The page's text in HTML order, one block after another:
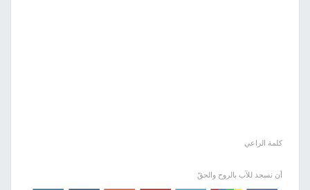
كلمة الراعي
أن نسجد للآب بالروح والحقّ